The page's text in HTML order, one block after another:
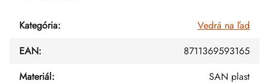
Kategória:
Vedrá na ľad
EAN:
8711369593165
Materiál:
SAN plast